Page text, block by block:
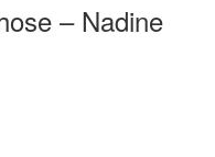
– Nadine